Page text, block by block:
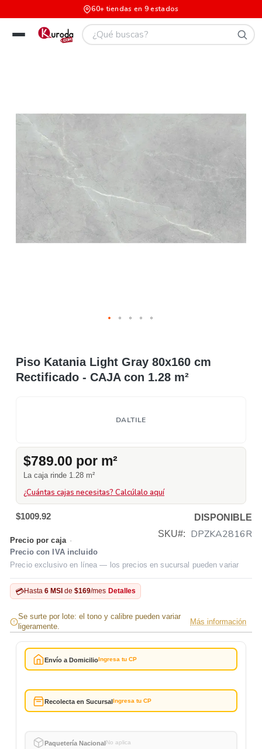
60+ tiendas en 9 estados
Piso Katania Light Gray 80x160 cm
Rectificado - CAJA con 1.28 m²
DALTILE
$789.00 por m²
La caja rinde 1.28 m²
¿Cuántas cajas necesitas? Calcúlalo aquí
$1009.92
DISPONIBLE
SKU
DPZKA2816R
Precio por caja ·
Precio con IVA incluido
Precio exclusivo en línea — los precios en sucursal pueden variar
💳Hasta 6 MSI de $169/mes Detalles
Se surte por lote: el tono y calibre pueden variar
ligeramente.
Más información
Envío a DomicilioIngresa tu CP
Recolecta en SucursalIngresa tu CP
Paquetería NacionalNo aplica